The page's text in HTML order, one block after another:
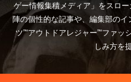
ゲー情報集積メディア」をスロ
陣の個性的な記事や、編集部のイ
ツ”“アウトドアレジャー”“ファ
しみ方を